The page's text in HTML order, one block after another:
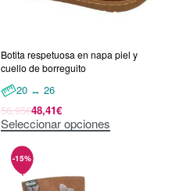
Botita respetuosa en napa piel y
cuello de borreguito
20 ↔ 26
56,95€48,41€
Seleccionar opciones